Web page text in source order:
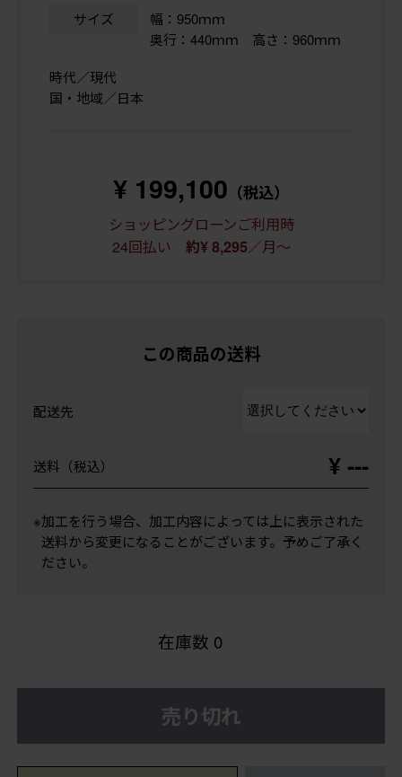
サイズ
幅：950ｍｍ
奥行：440ｍｍ 高さ：960ｍｍ
時代／現代
国・地域／日本
¥ 199,100 （税込）
ショッピングローンご利用時
24回払い 約¥ 8,295／月～
この商品の送料
配送先
送料（税込） ¥ ---
※加工を行う場合、加工内容によっては上に表示された
送料から変更になることがございます。予めご了承く
ださい。
在庫数 0
売り切れ